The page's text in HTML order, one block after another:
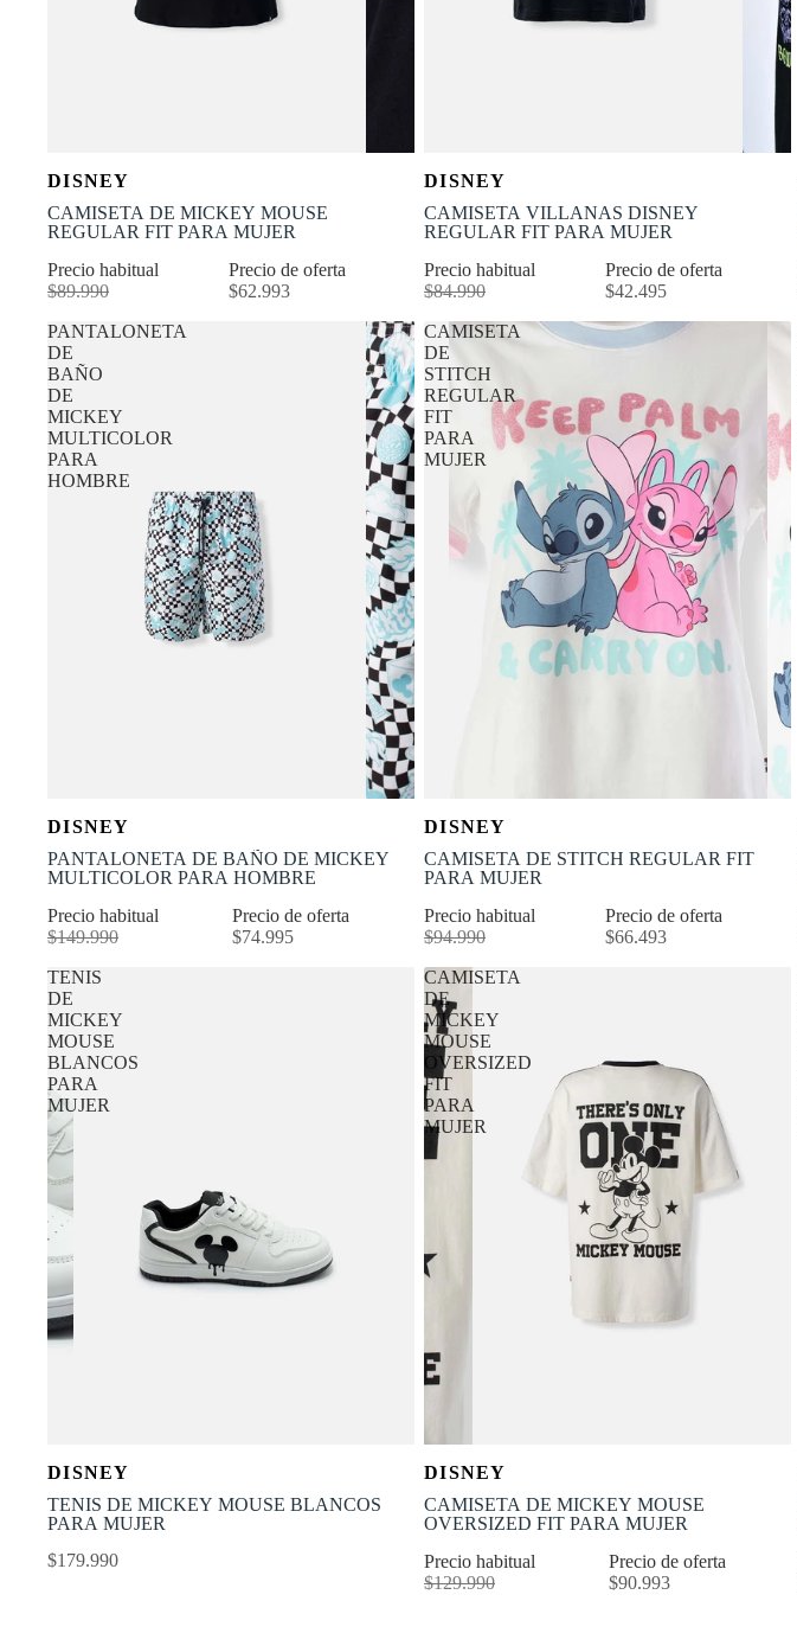
-30% OFF
XS S M L
DISNEY
CAMISETA DE MICKEY MOUSE
REGULAR FIT PARA MUJER
Precio de oferta
$62.993
Precio habitual
$89.990
-50% OFF
XS S M L
DISNEY
CAMISETA VILLANAS DISNEY
REGULAR FIT PARA MUJER
Precio de oferta
$42.495
Precio habitual
$84.990
PANTALONETA
DE
BAÑO
DE
MICKEY
MULTICOLOR
PARA
HOMBRE
-50% OFF
XS S M L XL
DISNEY
PANTALONETA DE BAÑO DE MICKEY
MULTICOLOR PARA HOMBRE
Precio de oferta
$74.995
Precio habitual
$149.990
CAMISETA
DE
STITCH
REGULAR
FIT
PARA
MUJER
-30% OFF
XS S M L
DISNEY
CAMISETA DE STITCH REGULAR FIT
PARA MUJER
Precio de oferta
$66.493
Precio habitual
$94.990
TENIS
DE
MICKEY
MOUSE
BLANCOS
PARA
MUJER
35 36 37 38 39 40
DISNEY
TENIS DE MICKEY MOUSE BLANCOS
PARA MUJER
$179.990
CAMISETA
DE
MICKEY
MOUSE
OVERSIZED
FIT
PARA
MUJER
-30% OFF
XS S M L XL
DISNEY
CAMISETA DE MICKEY MOUSE
OVERSIZED FIT PARA MUJER
Precio de oferta
$90.993
Precio habitual
$129.990